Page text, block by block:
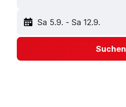
Sa 5.9. - Sa 12.9.
Suchen